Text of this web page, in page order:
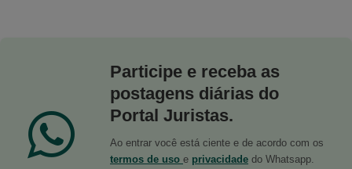
Participe e receba as
postagens diárias do
Portal Juristas.
Ao entrar você está ciente e de acordo com os
termos de uso e privacidade do Whatsapp.